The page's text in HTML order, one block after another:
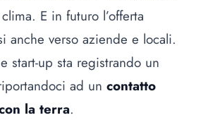
E in futuro l’offerta
anche verso aziende e locali.
start-up sta registrando un
ad un contatto
la terra.